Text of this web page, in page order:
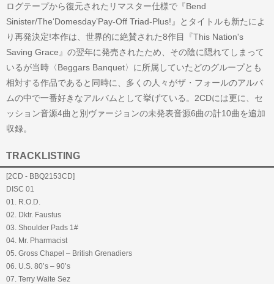
ログテープから復元されたリマスター仕様で『Bend
Sinister/The‘Domesday’Pay-Off Triad-Plus!』とタイトルも新たに よ
り再発決定!本作は、世界的に絶賛された8作目『This Nation's
Saving Grace』の翌年に発売されたため、その陰に隠れてしまって
いるが当時〈Beggars Banquet〉に所属していたどのグループとも
相対する作品であると同時に、多くの人々がザ・フォールのアルバ
ムの中で一番好きなアルバムとして挙げている。2CDには更に、セ
ッション音源4曲と別ヴァージョンの未発表音源6曲の計10曲を追加
収録。
TRACKLISTING
[2CD - BBQ2153CD]
DISC 01
01. R.O.D.
02. Dktr. Faustus
03. Shoulder Pads 1#
04. Mr. Pharmacist
05. Gross Chapel – British Grenadiers
06. U.S. 80’s – 90’s
07. Terry Waite Sez